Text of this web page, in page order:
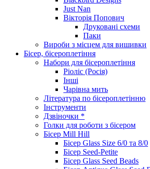
Just Nan
Вікторія Попович
Друковані схеми
Паки
Вироби з місцем для вишивки
Бісер, бісероплетіння
Набори для бісероплетіння
Ріоліс (Росія)
Інші
Чарівна мить
Література по бісероплетінню
Інструменти
Дзвіночки *
Голки для роботи з бісером
Бісер Mill Hill
Бісер Glass Size 6/0 та 8/0
Бісер Seed-Petite
Бісер Glass Seed Beads